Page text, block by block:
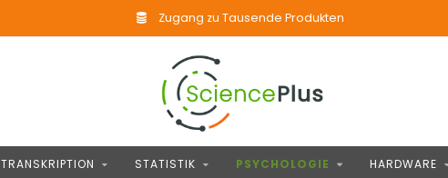
Zugang zu Tausende Produkten
TRANSKRIPTION STATISTIK PSYCHOLOGIE HARDWARE